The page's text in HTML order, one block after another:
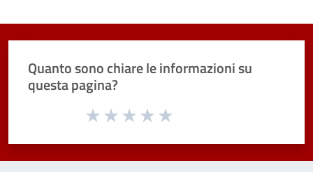
Quanto sono chiare le informazioni su
questa pagina?
Valuta da 1 a 5 stelle la pagina